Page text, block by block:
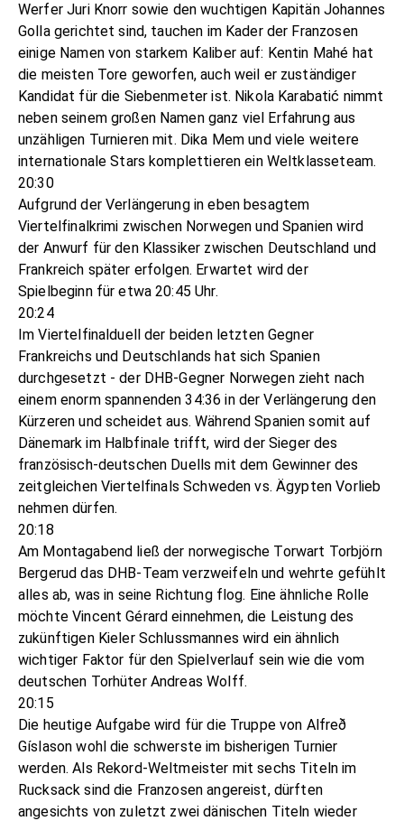
Werfer Juri Knorr sowie den wuchtigen Kapitän Johannes
Golla gerichtet sind, tauchen im Kader der Franzosen
einige Namen von starkem Kaliber auf: Kentin Mahé hat
die meisten Tore geworfen, auch weil er zuständiger
Kandidat für die Siebenmeter ist. Nikola Karabatić nimmt
neben seinem großen Namen ganz viel Erfahrung aus
unzähligen Turnieren mit. Dika Mem und viele weitere
internationale Stars komplettieren ein Weltklasseteam.
20:30
Aufgrund der Verlängerung in eben besagtem
Viertelfinalkrimi zwischen Norwegen und Spanien wird
der Anwurf für den Klassiker zwischen Deutschland und
Frankreich später erfolgen. Erwartet wird der
Spielbeginn für etwa 20:45 Uhr.
20:24
Im Viertelfinalduell der beiden letzten Gegner
Frankreichs und Deutschlands hat sich Spanien
durchgesetzt - der DHB-Gegner Norwegen zieht nach
einem enorm spannenden 34:36 in der Verlängerung den
Kürzeren und scheidet aus. Während Spanien somit auf
Dänemark im Halbfinale trifft, wird der Sieger des
französisch-deutschen Duells mit dem Gewinner des
zeitgleichen Viertelfinals Schweden vs. Ägypten Vorlieb
nehmen dürfen.
20:18
Am Montagabend ließ der norwegische Torwart Torbjörn
Bergerud das DHB-Team verzweifeln und wehrte gefühlt
alles ab, was in seine Richtung flog. Eine ähnliche Rolle
möchte Vincent Gérard einnehmen, die Leistung des
zukünftigen Kieler Schlussmannes wird ein ähnlich
wichtiger Faktor für den Spielverlauf sein wie die vom
deutschen Torhüter Andreas Wolff.
20:15
Die heutige Aufgabe wird für die Truppe von Alfreð
Gíslason wohl die schwerste im bisherigen Turnier
werden. Als Rekord-Weltmeister mit sechs Titeln im
Rucksack sind die Franzosen angereist, dürften
angesichts von zuletzt zwei dänischen Titeln wieder